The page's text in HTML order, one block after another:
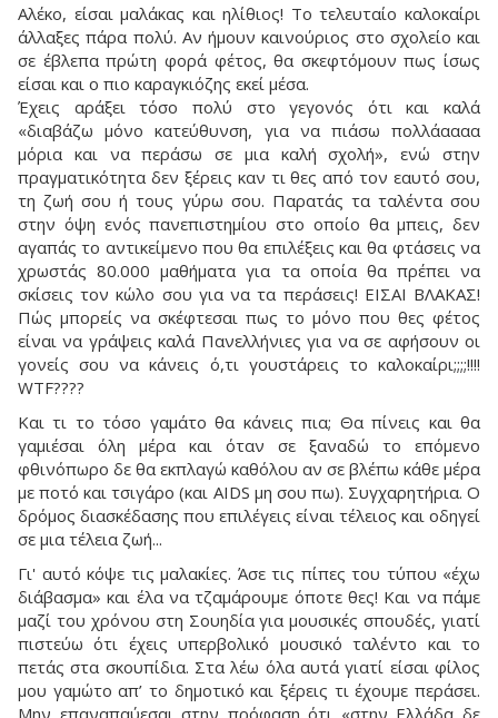
Αλέκο, είσαι μαλάκας και ηλίθιος! Το τελευταίο καλοκαίρι
άλλαξες πάρα πολύ. Αν ήμουν καινούριος στο σχολείο και
σε έβλεπα πρώτη φορά φέτος, θα σκεφτόμουν πως ίσως
είσαι και ο πιο καραγκιόζης εκεί μέσα.
Έχεις αράξει τόσο πολύ στο γεγονός ότι και καλά
«διαβάζω μόνο κατεύθυνση, για να πιάσω πολλάαααα
μόρια και να περάσω σε μια καλή σχολή», ενώ στην
πραγματικότητα δεν ξέρεις καν τι θες από τον εαυτό σου,
τη ζωή σου ή τους γύρω σου. Παρατάς τα ταλέντα σου
στην όψη ενός πανεπιστημίου στο οποίο θα μπεις, δεν
αγαπάς το αντικείμενο που θα επιλέξεις και θα φτάσεις να
χρωστάς 80.000 μαθήματα για τα οποία θα πρέπει να
σκίσεις τον κώλο σου για να τα περάσεις! ΕΙΣΑΙ ΒΛΑΚΑΣ!
Πώς μπορείς να σκέφτεσαι πως το μόνο που θες φέτος
είναι να γράψεις καλά Πανελλήνιες για να σε αφήσουν οι
γονείς σου να κάνεις ό,τι γουστάρεις το καλοκαίρι;;;;!!!!
WTF????
Και τι το τόσο γαμάτο θα κάνεις πια; Θα πίνεις και θα
γαμιέσαι όλη μέρα και όταν σε ξαναδώ το επόμενο
φθινόπωρο δε θα εκπλαγώ καθόλου αν σε βλέπω κάθε μέρα
με ποτό και τσιγάρο (και AIDS μη σου πω). Συγχαρητήρια. Ο
δρόμος διασκέδασης που επιλέγεις είναι τέλειος και οδηγεί
σε μια τέλεια ζωή...
Γι' αυτό κόψε τις μαλακίες. Άσε τις πίπες του τύπου «έχω
διάβασμα» και έλα να τζαμάρουμε όποτε θες! Και να πάμε
μαζί του χρόνου στη Σουηδία για μουσικές σπουδές, γιατί
πιστεύω ότι έχεις υπερβολικό μουσικό ταλέντο και το
πετάς στα σκουπίδια. Στα λέω όλα αυτά γιατί είσαι φίλος
μου γαμώτο απ’ το δημοτικό και ξέρεις τι έχουμε περάσει.
Μην επαναπαύεσαι στην πρόφαση ότι «στην Ελλάδα δε